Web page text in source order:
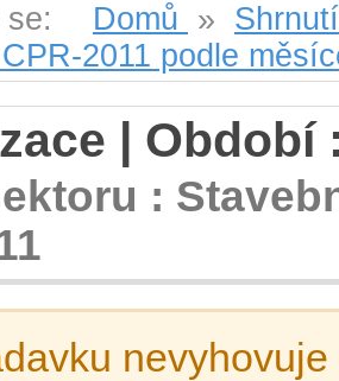
Domů »
2011 podle
| Období
: